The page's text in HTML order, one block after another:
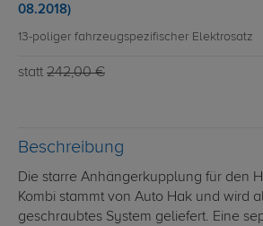
08.2018)
13-poliger fahrzeugspezifischer Elektrosatz
statt 242,00 €
Beschreibung
Die starre Anhängerkupplung für den
Kombi stammt von Auto Hak und wird
geschraubtes System geliefert. Eine